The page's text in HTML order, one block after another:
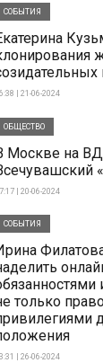
СОБЫТИЯ
| 21-06-2024
ОБЩЕСТВО
Москве на
| 20-06-2024
СОБЫТИЯ
только
| 26-06-2024